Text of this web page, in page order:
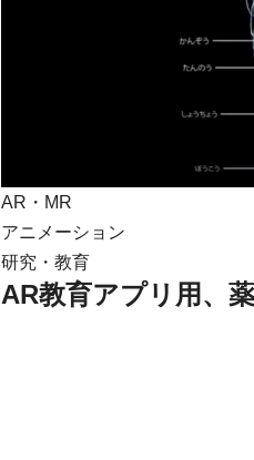
AR・MR
アニメーション
研究・教育
AR教育アプリ用、